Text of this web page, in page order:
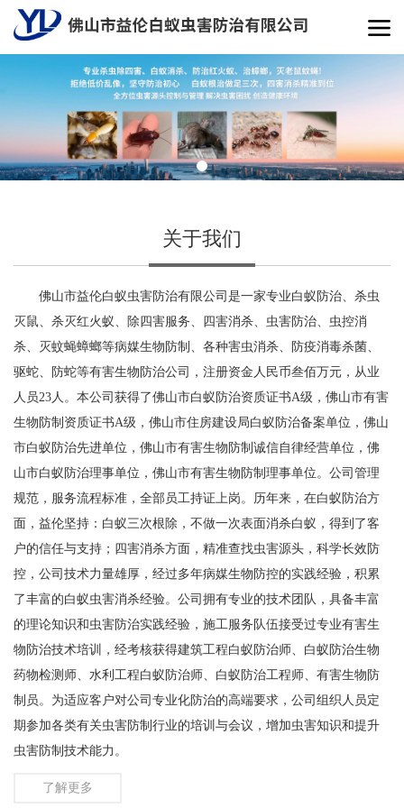
关于我们
佛山市益伦白蚁虫害防治有限公司是一家专业白蚁防治、杀虫
灭鼠、杀灭红火蚁、除四害服务、四害消杀、虫害防治、虫控消
杀、灭蚊蝇蟑螂等病媒生物防制、各种害虫消杀、防疫消毒杀菌、
驱蛇、防蛇等有害生物防治公司，注册资金人民币叁佰万元，从业
人员23人。本公司获得了佛山市白蚁防治资质证书A级，佛山市有害
生物防制资质证书A级，佛山市住房建设局白蚁防治备案单位，佛山
市白蚁防治先进单位，佛山市有害生物防制诚信自律经营单位，佛
山市白蚁防治理事单位，佛山市有害生物防制理事单位。公司管理
规范，服务流程标准，全部员工持证上岗。历年来，在白蚁防治方
面，益伦坚持：白蚁三次根除，不做一次表面消杀白蚁，得到了客
户的信任与支持；四害消杀方面，精准查找虫害源头，科学长效防
控，公司技术力量雄厚，经过多年病媒生物防控的实践经验，积累
了丰富的白蚁虫害消杀经验。公司拥有专业的技术团队，具备丰富
的理论知识和虫害防治实践经验，施工服务队伍接受过专业有害生
物防治技术培训，经考核获得建筑工程白蚁防治师、白蚁防治生物
药物检测师、水利工程白蚁防治师、白蚁防治工程师、有害生物防
制员。为适应客户对公司专业化防治的高端要求，公司组织人员定
期参加各类有关虫害防制行业的培训与会议，增加虫害知识和提升
虫害防制技术能力。
了解更多